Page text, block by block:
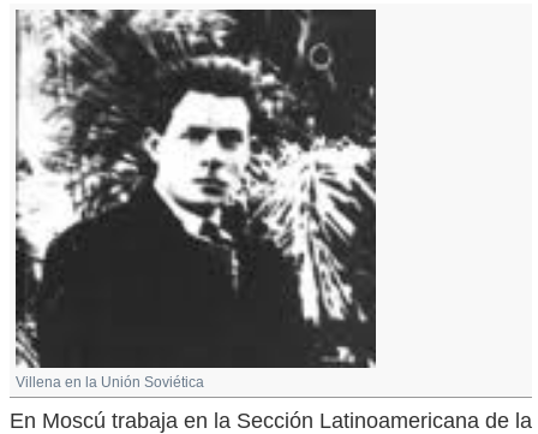
Villena en la Unión Soviética
En Moscú trabaja en la Sección Latinoamericana de la